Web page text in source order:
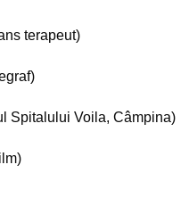
terapeut)
Spitalului Voila, Câmpina)